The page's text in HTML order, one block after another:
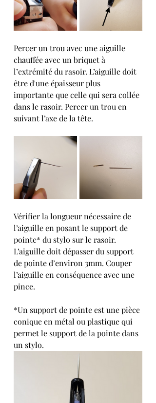
Percer un trou avec une aiguille
chauffée avec un briquet à
l’extrémité du rasoir. L’aiguille doit
être d'une épaisseur plus
importante que celle qui sera collée
dans le rasoir. Percer un trou en
suivant l’axe de la tête.
Vérifier la longueur nécessaire de
l’aiguille en posant le support de
pointe* du stylo sur le rasoir.
L’aiguille doit dépasser du support
de pointe d’environ 3mm. Couper
l’aiguille en conséquence avec une
pince.
*Un support de pointe est une pièce
conique en métal ou plastique qui
permet le support de la pointe dans
un stylo.